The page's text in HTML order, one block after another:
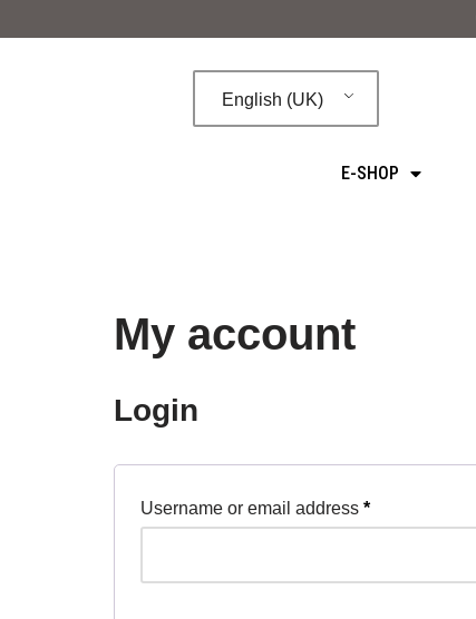
English (UK)
E-SHOP
My account
Login
Username or email address *